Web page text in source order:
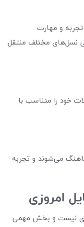
و مهارت
نسل‌های مختلف منتقل
خود را متناسب با
می‌شوند و تجربه
امروزی
نیست و بخش مهمی